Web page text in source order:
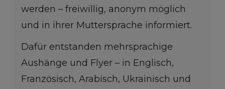
werden – freiwillig, anonym möglich
und in ihrer Muttersprache informiert.
Dafür entstanden mehrsprachige
Aushänge und Flyer – in Englisch,
Französisch, Arabisch, Ukrainisch und